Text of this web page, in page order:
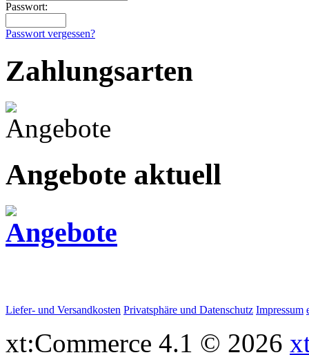
Passwort:
Passwort vergessen?
Zahlungsarten
Angebote aktuell
Liefer- und Versandkosten Privatsphäre und Datenschutz Impressum
xt:Commerce 4.1 © 2026